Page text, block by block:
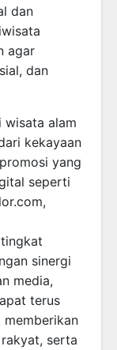
dan
agar
dan
wisata alam
kekayaan
yang
seperti
sinergi
media,
terus
memberikan
serta